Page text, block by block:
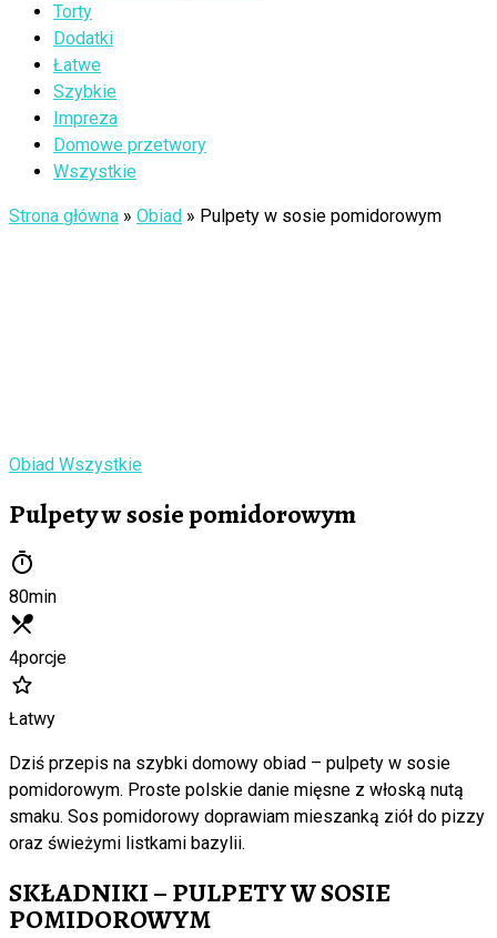
Torty
Dodatki
Łatwe
Szybkie
Impreza
Domowe przetwory
Wszystkie
Strona główna » Obiad » Pulpety w sosie pomidorowym
Obiad Wszystkie
Pulpety w sosie pomidorowym
80min
4porcje
Łatwy
Dziś przepis na szybki domowy obiad – pulpety w sosie
pomidorowym. Proste polskie danie mięsne z włoską nutą
smaku. Sos pomidorowy doprawiam mieszanką ziół do pizzy
oraz świeżymi listkami bazylii.
SKŁADNIKI – PULPETY W SOSIE
POMIDOROWYM